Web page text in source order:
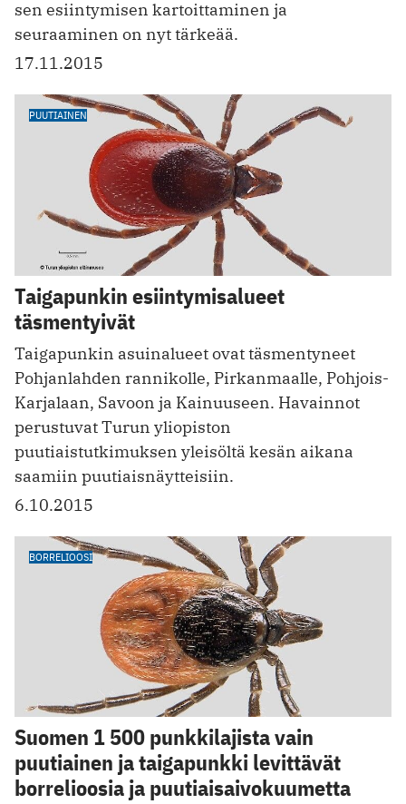
sen esiintymisen kartoittaminen ja
seuraaminen on nyt tärkeää.
17.11.2015
PUUTIAINEN
Taigapunkin esiintymisalueet
täsmentyivät
Taigapunkin asuinalueet ovat täsmentyneet
Pohjanlahden rannikolle, Pirkanmaalle, Pohjois-
Karjalaan, Savoon ja Kainuuseen. Havainnot
perustuvat Turun yliopiston
puutiaistutkimuksen yleisöltä kesän aikana
saamiin puutiaisnäytteisiin.
6.10.2015
BORRELIOOSI
Suomen 1 500 punkkilajista vain
puutiainen ja taigapunkki levittävät
borrelioosia ja puutiaisaivokuumetta